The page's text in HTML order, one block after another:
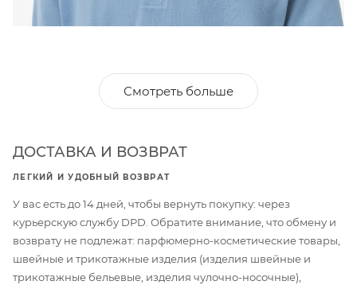
Смотреть больше
ДОСТАВКА И ВОЗВРАТ
ЛЕГКИЙ И УДОБНЫЙ ВОЗВРАТ
У вас есть до 14 дней, чтобы вернуть покупку: через
курьерскую службу DPD. Обратите внимание, что обмену и
возврату не подлежат: парфюмерно-косметические товары,
швейные и трикотажные изделия (изделия швейные и
трикотажные бельевые, изделия чулочно-носочные),